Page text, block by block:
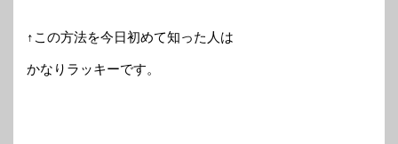
↑この方法を今日初めて知った人は
かなりラッキーです。